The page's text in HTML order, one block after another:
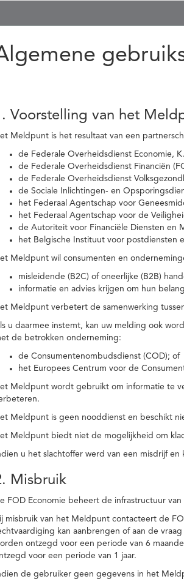
Voorstelling van het
Meldpunt is het resultaat van een
de Federale Overheidsdienst Economie,
de Federale Overheidsdienst Financiën
de Federale Overheidsdienst
de Sociale Inlichtingen- en
het Federaal Agentschap voor
het Federaal Agentschap voor de
de Autoriteit voor Financiële Diensten en
het Belgische Instituut voor postdiensten
Meldpunt wil consumenten en
misleidende (B2C) of oneerlijke (B2B)
informatie en advies krijgen om hun
Meldpunt verbetert de samenwerking
u daarmee instemt, kan uw melding ook
de betrokken onderneming:
de Consumentenombudsdienst (COD); of
het Europees Centrum voor de
Meldpunt wordt gebruikt om informatie te
Meldpunt is geen nooddienst en beschikt
Meldpunt biedt niet de mogelijkheid om
u het slachtoffer werd van een misdrijf
Misbruik
FOD Economie beheert de infrastructuur
misbruik van het Meldpunt contacteert de
kan aanbrengen of aan de
ontzegd voor een periode van 6
voor een periode van 1 jaar.
de gebruiker geen gegevens in het